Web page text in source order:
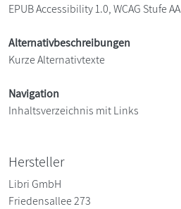
EPUB Accessibility 1.0, WCAG Stufe AA
Alternativbeschreibungen
Kurze Alternativtexte
Navigation
Inhaltsverzeichnis mit Links
Hersteller
Libri GmbH
Friedensallee 273